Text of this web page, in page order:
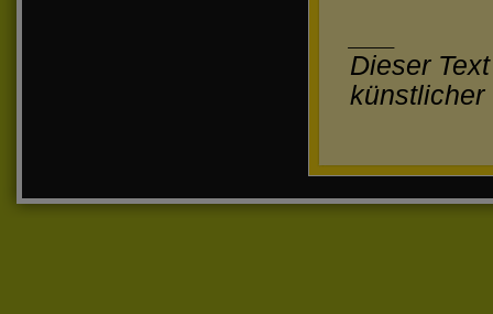
Dieser
künstlicher